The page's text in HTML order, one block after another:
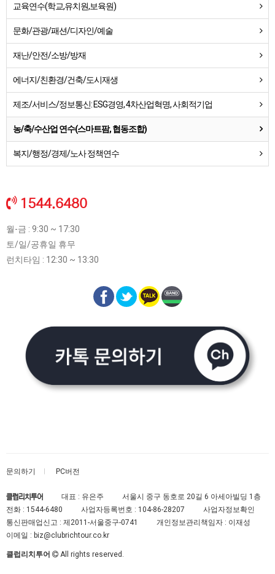
교육연수(학교,유치원,보육원)
문화/관광/패션/디자인/예술
재난/안전/소방/방재
에너지/친환경/건축/도시재생
제조/서비스/정보통신: ESG경영, 4차산업혁명, 사회적기업
농/축/수산업 연수(스마트팜, 협동조합)
복지/행정/경제/노사 정책연수
1544.6480
월-금 : 9:30 ~ 17:30
토/일/공휴일 휴무
런치타임 : 12:30 ~ 13:30
문의하기 PC버전
클럽리치투어 대표 : 유은주
서울시 중구 동호로 20길 6 아세아빌딩 1층
전화 : 1544-6480 사업자등록번호 : 104-86-28207
사업자정보확인
통신판매업신고 : 제2011-서울중구-0741
개인정보관리책임자 : 이재성
이메일 : biz@clubrichtour.co.kr
클럽리치투어 All rights reserved.